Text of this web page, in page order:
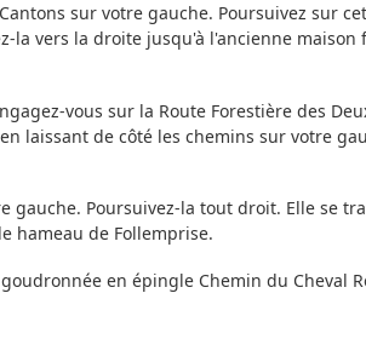
sur votre gauche. Poursuivez sur
la vers la droite jusqu'à l'ancienne maison
vous sur la Route Forestière des
laissant de côté les chemins sur votre
Poursuivez-la tout droit. Elle se
hameau de Follemprise.
en épingle Chemin du Cheval